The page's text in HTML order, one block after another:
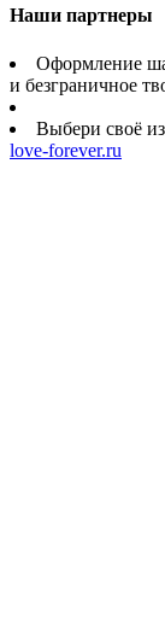
Наши партнеры
Оформление
и безграничное
Выбери своё
love-forever.ru